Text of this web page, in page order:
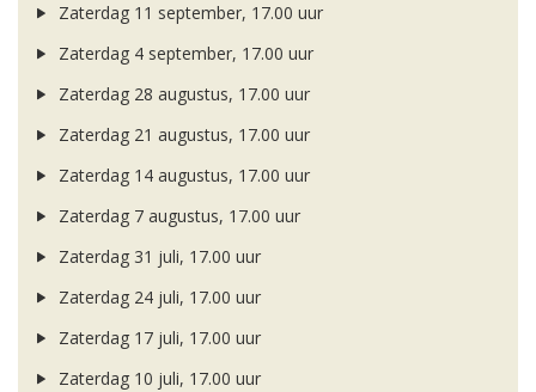
Zaterdag 11 september, 17.00 uur
Zaterdag 4 september, 17.00 uur
Zaterdag 28 augustus, 17.00 uur
Zaterdag 21 augustus, 17.00 uur
Zaterdag 14 augustus, 17.00 uur
Zaterdag 7 augustus, 17.00 uur
Zaterdag 31 juli, 17.00 uur
Zaterdag 24 juli, 17.00 uur
Zaterdag 17 juli, 17.00 uur
Zaterdag 10 juli, 17.00 uur